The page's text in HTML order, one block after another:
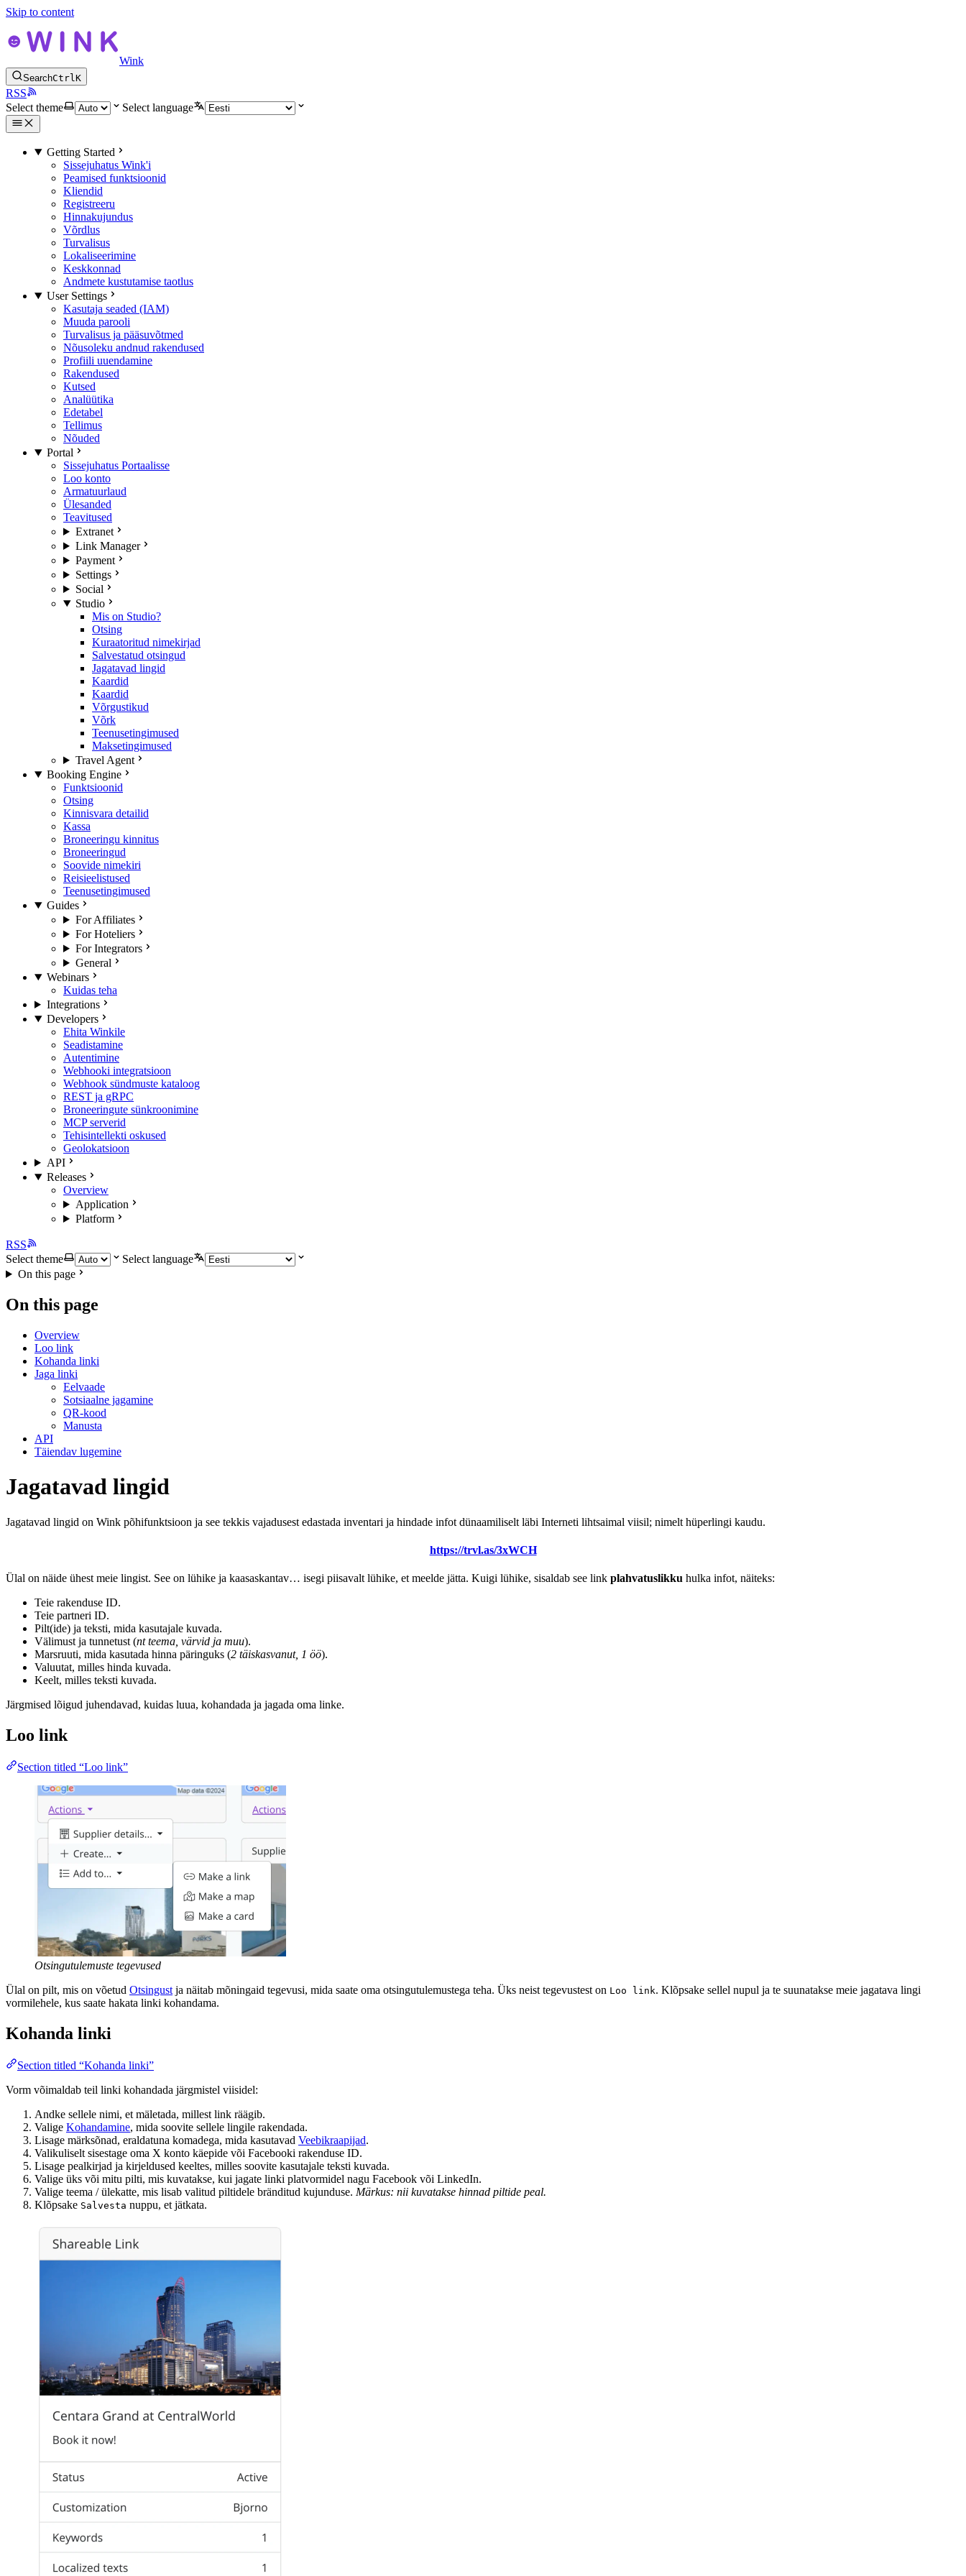
Skip to content
Wink
SearchCtrlK
RSS
Select theme
Select language
Getting Started
Sissejuhatus Wink'i
Peamised funktsioonid
Kliendid
Registreeru
Hinnakujundus
Võrdlus
Turvalisus
Lokaliseerimine
Keskkonnad
Andmete kustutamise taotlus
User Settings
Kasutaja seaded (IAM)
Muuda parooli
Turvalisus ja pääsuvõtmed
Nõusoleku andnud rakendused
Profiili uuendamine
Rakendused
Kutsed
Analüütika
Edetabel
Tellimus
Nõuded
Portal
Sissejuhatus Portaalisse
Loo konto
Armatuurlaud
Ülesanded
Teavitused
Extranet
Link Manager
Payment
Settings
Social
Studio
Mis on Studio?
Otsing
Kuraatoritud nimekirjad
Salvestatud otsingud
Jagatavad lingid
Kaardid
Kaardid
Võrgustikud
Võrk
Teenusetingimused
Maksetingimused
Travel Agent
Booking Engine
Funktsioonid
Otsing
Kinnisvara detailid
Kassa
Broneeringu kinnitus
Broneeringud
Soovide nimekiri
Reisieelistused
Teenusetingimused
Guides
For Affiliates
For Hoteliers
For Integrators
General
Webinars
Kuidas teha
Integrations
Developers
Ehita Winkile
Seadistamine
Autentimine
Webhooki integratsioon
Webhook sündmuste kataloog
REST ja gRPC
Broneeringute sünkroonimine
MCP serverid
Tehisintellekti oskused
Geolokatsioon
API
Releases
Overview
Application
Platform
RSS
Select theme
Select language
On this page
On this page
Overview
Loo link
Kohanda linki
Jaga linki
Eelvaade
Sotsiaalne jagamine
QR-kood
Manusta
API
Täiendav lugemine
Jagatavad lingid
Jagatavad lingid on Wink põhifunktsioon ja see tekkis vajadusest edastada inventari ja hindade infot dünaamiliselt läbi Interneti lihtsaimal viisil; nimelt hüperlingi kaudu.
https://trvl.as/3xWCH
Ülal on näide ühest meie lingist. See on lühike ja kaasaskantav… isegi piisavalt lühike, et meelde jätta. Kuigi lühike, sisaldab see link plahvatuslikku hulka infot, näiteks:
Teie rakenduse ID.
Teie partneri ID.
Pilt(ide) ja teksti, mida kasutajale kuvada.
Välimust ja tunnetust (nt teema, värvid ja muu).
Marsruuti, mida kasutada hinna päringuks (2 täiskasvanut, 1 öö).
Valuutat, milles hinda kuvada.
Keelt, milles teksti kuvada.
Järgmised lõigud juhendavad, kuidas luua, kohandada ja jagada oma linke.
Loo link
Section titled “Loo link”
Otsingutulemuste tegevused
Ülal on pilt, mis on võetud Otsingust ja näitab mõningaid tegevusi, mida saate oma otsingutulemustega teha. Üks neist tegevustest on Loo link. Klõpsake sellel nupul ja te suunatakse meie jagatava lingi
vormilehele, kus saate hakata linki kohandama.
Kohanda linki
Section titled “Kohanda linki”
Vorm võimaldab teil linki kohandada järgmistel viisidel:
Andke sellele nimi, et mäletada, millest link räägib.
Valige Kohandamine, mida soovite sellele lingile rakendada.
Lisage märksõnad, eraldatuna komadega, mida kasutavad Veebikraapijad.
Valikuliselt sisestage oma X konto käepide või Facebooki rakenduse ID.
Lisage pealkirjad ja kirjeldused keeltes, milles soovite kasutajale teksti kuvada.
Valige üks või mitu pilti, mis kuvatakse, kui jagate linki platvormidel nagu Facebook või LinkedIn.
Valige teema / ülekatte, mis lisab valitud piltidele bränditud kujunduse. Märkus: nii kuvatakse hinnad piltide peal.
Klõpsake Salvesta nuppu, et jätkata.